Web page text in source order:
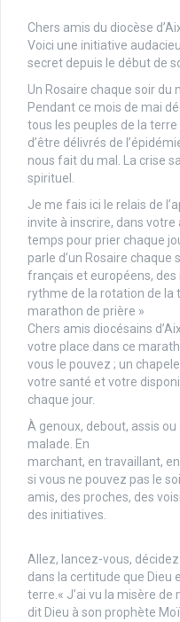
Chers amis du diocèse
Voici une initiative
secret depuis le début de
Un Rosaire chaque soir du
Pendant ce mois de mai
tous les peuples de la
d’être délivrés de
nous fait du mal. La crise
spirituel.
Je me fais ici le relais de
invite à inscrire, dans
temps pour prier chaque
parle d’un Rosaire chaque
français et européens,
rythme de la rotation de la
marathon de prière »
Chers amis diocésains
votre place dans ce
vous le pouvez ; un
votre santé et votre
chaque jour.
À genoux, debout, assis
malade. En
marchant, en travaillant,
si vous ne pouvez pas le
amis, des proches, des
des initiatives.
Allez, lancez-vous,
dans la certitude que Dieu
terre.« J’ai vu la misère de
dit Dieu à son prophète